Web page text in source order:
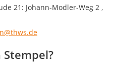
21: Johann-Modler-Weg 2 ,